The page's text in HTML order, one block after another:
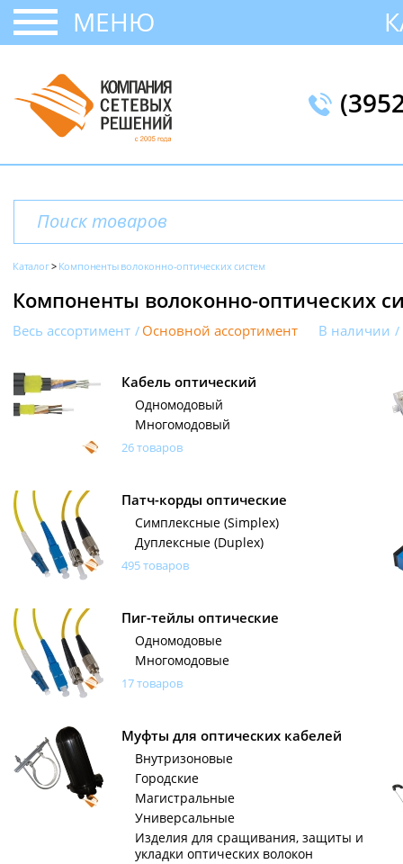
МЕНЮ
Каталог Компоненты волоконно-оптических систем
Компоненты волоконно-оптических
Весь ассортимент Основной ассортимент В наличии
Кабель оптический
Одномодовый
Многомодовый
26 товаров
Патч-корды оптические
Симплексные (Simplex)
Дуплексные (Duplex)
495 товаров
Пиг-тейлы оптические
Одномодовые
Многомодовые
17 товаров
Муфты для оптических кабелей
Внутризоновые
Городские
Магистральные
Универсальные
Изделия для сращивания, защиты и
укладки оптических волокон